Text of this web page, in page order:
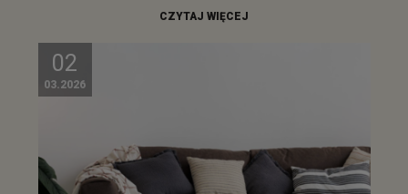
CZYTAJ WIĘCEJ
02
03.2026